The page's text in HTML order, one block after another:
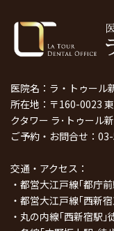
医院名：ラ・トゥール
所在地：〒160-0023
クタワー ラ･トゥール
ご予約・お問合せ：
交通・アクセス：
・都営大江戸線｢都庁
・都営大江戸線｢西新
・丸の内線｢西新宿駅｣